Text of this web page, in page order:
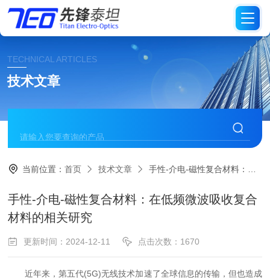
TECHNICAL ARTICLES
技术文章
当前位置：首页 技术文章 手性-介电-磁性复合材料：在低频微波吸收复合材料的相关研究
手性-介电-磁性复合材料：在低频微波吸收复合
材料的相关研究
更新时间：2024-12-11 点击次数：1670
近年来，第五代(5G)无线技术加速了全球信息的传输，但也造成